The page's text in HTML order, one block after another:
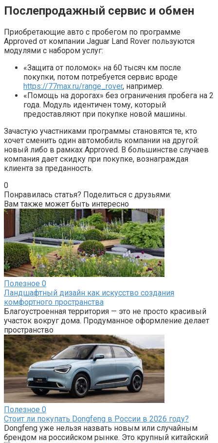
Послепродажный сервис и обмен
Приобретающие авто с пробегом по программе
Approved от компании Jaguar Land Rover пользуются
модулями с набором услуг:
«Защита от поломок» на 60 тысяч км после
покупки, потом потребуется сервис вроде
https://77max.ru/range_rover, например.
«Помощь на дорогах» без ограничения пробега на 2
года. Модуль идентичен тому, который
предоставляют при покупке новой машины.
Зачастую участниками программы становятся те, кто
хочет сменить один автомобиль компании на другой:
новый либо в рамках Approved. В большинстве случаев
компания дает скидку при покупке, вознаграждая
клиента за преданность.
0
Понравилась статья? Поделиться с друзьями:
Вам также может быть интересно
Полезное 0
Ландшафтный дизайн как искусство создания
комфортного пространства
Благоустроенная территория — это не просто красивый
участок вокруг дома. Продуманное оформление делает
пространство
Полезное 0
Стоит ли покупать Dongfeng в России в 2026 году?
Dongfeng уже нельзя назвать новым или случайным
брендом на российском рынке. Это крупный китайский